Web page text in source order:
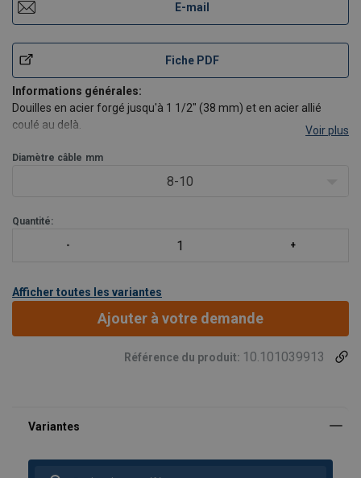
E-mail
Fiche PDF
Informations générales:
Douilles en acier forgé jusqu'à 1 1/2" (38 mm) et en acier allié
coulé au delà.
Efficacité :Le CSS atteint une efficacité de 100% de la CMU de
câbles en acier mais est limitée à la CMU de la douille.
Voir plus
Diamètre câble mm
8-10
Quantité:
Afficher toutes les variantes
Ajouter à votre demande
Référence du produit: 10.101039913